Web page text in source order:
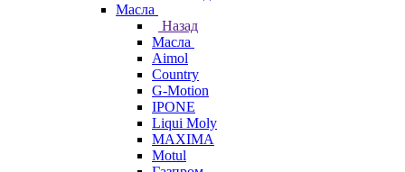
Масла
Назад
Масла
Aimol
Country
G-Motion
IPONE
Liqui Moly
MAXIMA
Motul